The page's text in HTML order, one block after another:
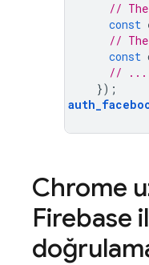
//
const
//
const
// ...
});
Chrome
Firebase